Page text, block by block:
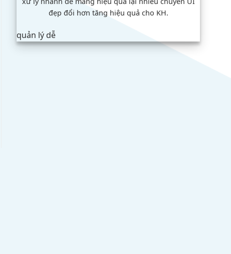
đẹp đổi hơn tăng hiệu quả cho KH.
quản lý dễ